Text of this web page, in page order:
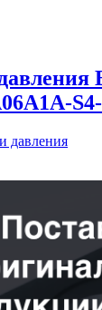
давления